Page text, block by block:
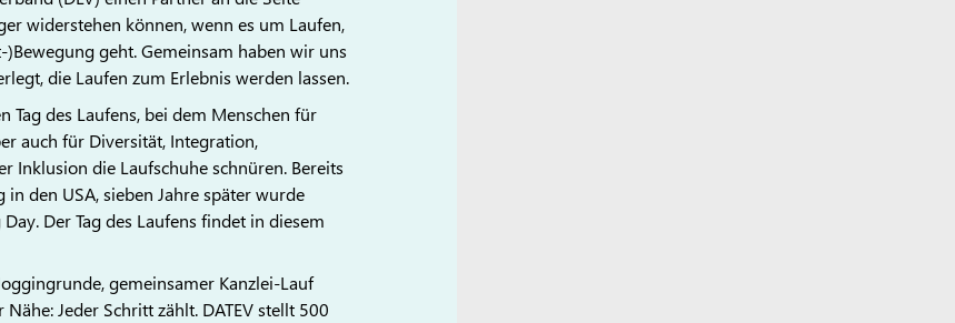
widerstehen können, wenn es um Laufen,
geht. Gemeinsam haben wir uns
die Laufen zum Erlebnis werden lassen.
Tag des Laufens, bei dem Menschen für
auch für Diversität, Integration,
Inklusion die Laufschuhe schnüren. Bereits
in den USA, sieben Jahre später wurde
Der Tag des Laufens findet in diesem
gemeinsamer Kanzlei-Lauf
Jeder Schritt zählt. DATEV stellt 500